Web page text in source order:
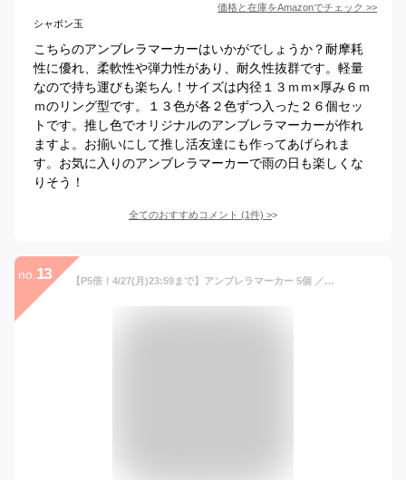
価格と在庫をAmazonでチェック >>
シャボン玉
こちらのアンブレラマーカーはいかがでしょうか？耐摩耗
性に優れ、柔軟性や弾力性があり、耐久性抜群です。軽量
なので持ち運びも楽ちん！サイズは内径１３ｍｍ×厚み６ｍ
ｍのリング型です。１３色が各２色ずつ入った２６個セッ
トです。推し色でオリジナルのアンブレラマーカーが作れ
ますよ。お揃いにして推し活友達にも作ってあげられま
す。お気に入りのアンブレラマーカーで雨の日も楽しくな
りそう！
全てのおすすめコメント (1件) >
no. 13 【P5倍！4/27(月)23:59まで】アンブレラマーカー 5個 ／20個 ／ 50個 マルカンタイプ カニカン付 シルバー シリコンリング Oリング 傘につける 盗難防止 グッズ ゴム ペットボトル 間違い 防止 名前 傘マーカー 目印 リップ キーホルダー ボトルマーカー 紛失防止